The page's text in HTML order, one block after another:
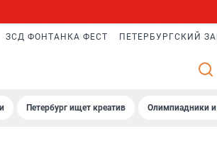
ЗСД ФОНТАНКА ФЕСТ ПЕТЕРБУРГСКИЙ
Петербург ищет креатив Олимпиадники и